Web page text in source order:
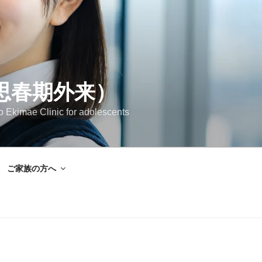
春期外来）
Ekimae Clinic for adolescents
ご家族の方へ